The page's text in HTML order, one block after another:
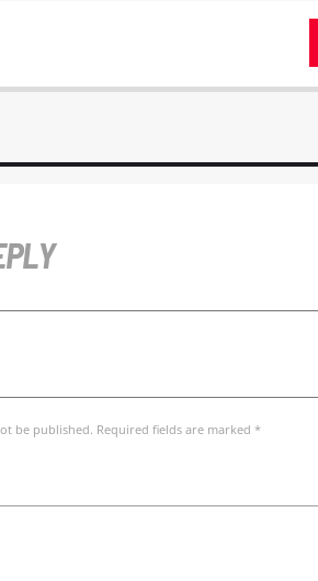
be published. Required fields are marked *